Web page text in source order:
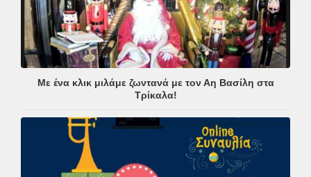
Με ένα κλικ μιλάμε ζωντανά με τον Αη Βασίλη στα
Τρίκαλα!